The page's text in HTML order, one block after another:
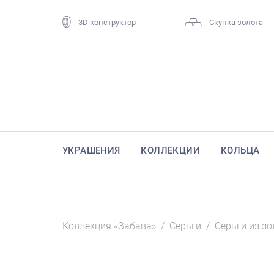
3D конструктор Скупка золота
УКРАШЕНИЯ КОЛЛЕКЦИИ КОЛЬЦА
Коллекция «Забава» / Серьги / Серьги из